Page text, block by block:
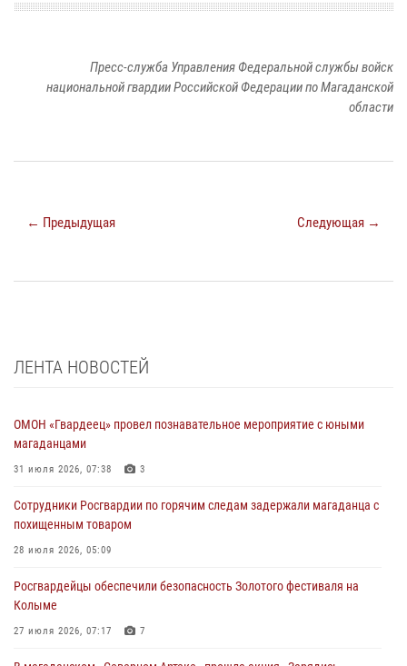
Пресс-служба Управления Федеральной службы войск
национальной гвардии Российской Федерации по Магаданской
области
← Предыдущая Следующая →
ЛЕНТА НОВОСТЕЙ
ОМОН «Гвардеец» провел познавательное мероприятие с юными
магаданцами
31 июля 2026, 07:38 3
Сотрудники Росгвардии по горячим следам задержали магаданца с
похищенным товаром
28 июля 2026, 05:09
Росгвардейцы обеспечили безопасность Золотого фестиваля на
Колыме
27 июля 2026, 07:17 7